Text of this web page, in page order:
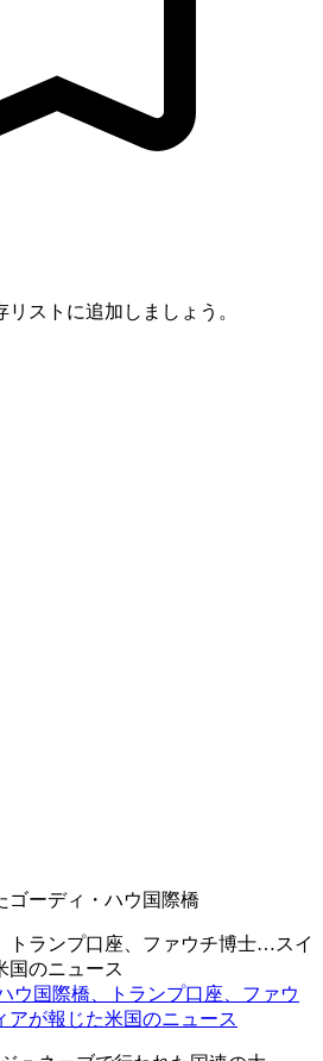
ストに追加しましょう。
トランプ口座、ファウチ博士…スイ
国のニュース
ウ国際橋、トランプ口座、ファウ
が報じた米国のニュース